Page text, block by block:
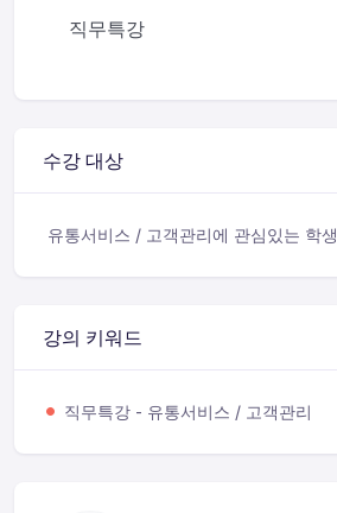
직무특강
수강 대상
유통서비스 / 고객관리에 관심있는 학생
강의 키워드
직무특강 - 유통서비스 / 고객관리